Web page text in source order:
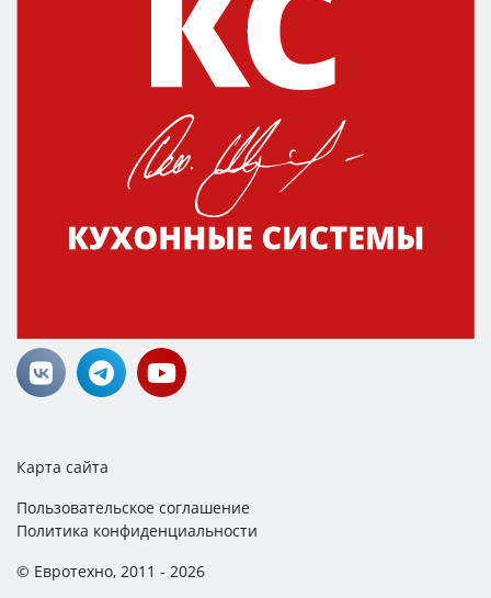
Карта сайта
Пользовательское соглашение
Политика конфиденциальности
© Евротехно, 2011 - 2026